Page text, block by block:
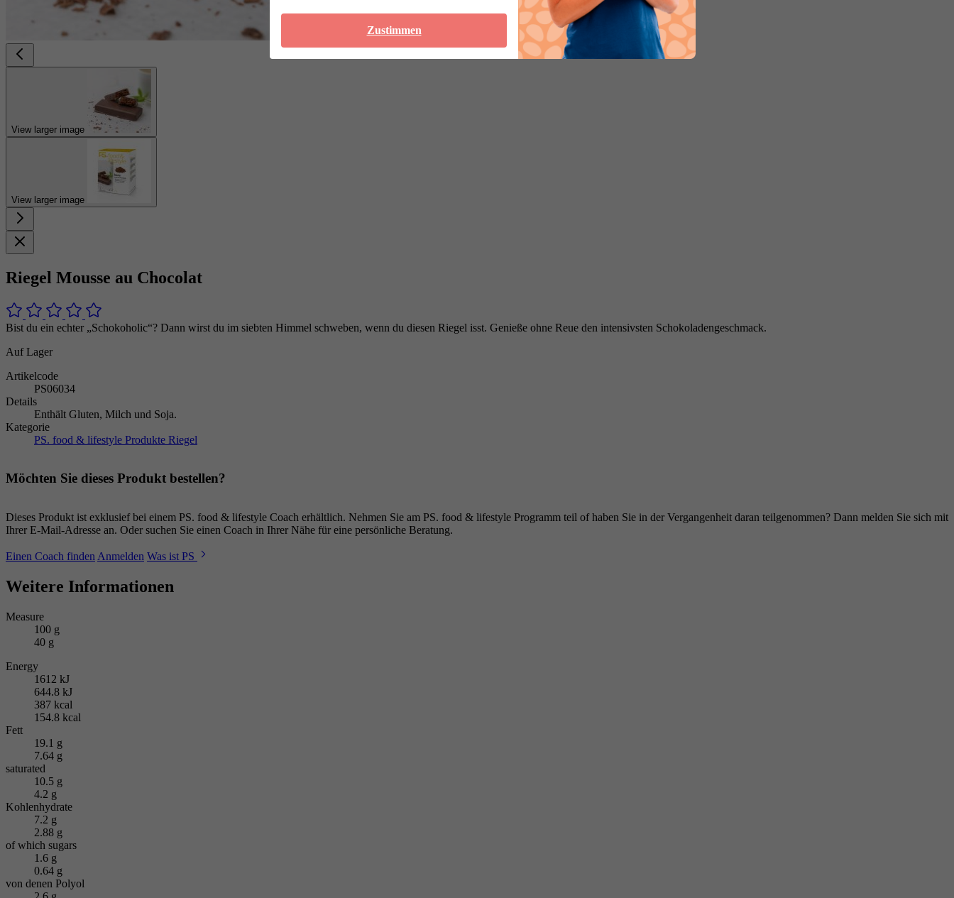
Zustimmen
View larger image
View larger image
Riegel Mousse au Chocolat
Bist du ein echter „Schokoholic“? Dann wirst du im siebten Himmel schweben, wenn du diesen Riegel isst. Genieße ohne Reue den intensivsten Schokoladengeschmack.
Auf Lager
Artikelcode
PS06034
Details
Enthält Gluten, Milch und Soja.
Kategorie
PS. food & lifestyle Produkte Riegel
Möchten Sie dieses Produkt bestellen?
Dieses Produkt ist exklusief bei einem PS. food & lifestyle Coach erhältlich. Nehmen Sie am PS. food & lifestyle Programm teil of haben Sie in der Vergangenheit daran teilgenommen? Dann melden Sie sich mit
Ihrer E-Mail-Adresse an. Oder suchen Sie einen Coach in Ihrer Nähe für eine persönliche Beratung.
Einen Coach finden Anmelden Was ist PS
Weitere Informationen
Measure
100 g
40 g
Energy
1612 kJ
644.8 kJ
387 kcal
154.8 kcal
Fett
19.1 g
7.64 g
saturated
10.5 g
4.2 g
Kohlenhydrate
7.2 g
2.88 g
of which sugars
1.6 g
0.64 g
von denen Polyol